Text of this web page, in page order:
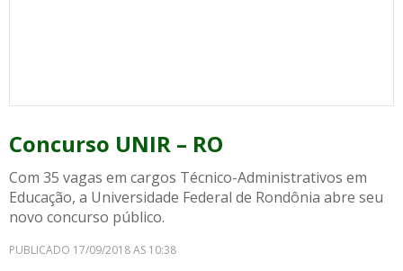
Concurso UNIR – RO
Com 35 vagas em cargos Técnico-Administrativos em
Educação, a Universidade Federal de Rondônia abre seu
novo concurso público.
PUBLICADO 17/09/2018 AS 10:38